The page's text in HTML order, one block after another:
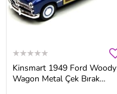
Kinsmart 1949 Ford Woody
Wagon Metal Çek Bırak